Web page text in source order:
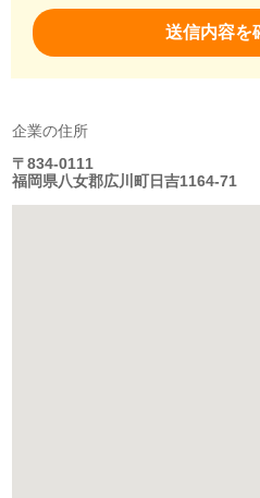
企業の住所
〒834-0111
福岡県八女郡広川町日吉1164-71